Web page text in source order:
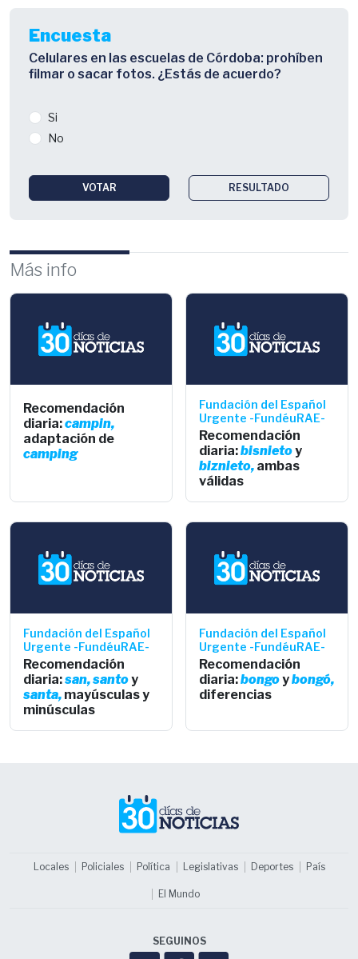
Encuesta
Celulares en las escuelas de Córdoba: prohíben
filmar o sacar fotos. ¿Estás de acuerdo?
Si
No
VOTAR RESULTADO
Más info
Recomendación
diaria:campin,
adaptación de
camping
Fundación del Español
Urgente -FundéuRAE-
Recomendación
diaria:bisnietoy
biznieto, ambas
válidas
Fundación del Español
Urgente -FundéuRAE-
Recomendación
diaria:san,santoy
santa, mayúsculas y
minúsculas
Fundación del Español
Urgente -FundéuRAE-
Recomendación
diaria:bongoybongó,
diferencias
Locales Policiales Política Legislativas Deportes País
El Mundo
SEGUINOS